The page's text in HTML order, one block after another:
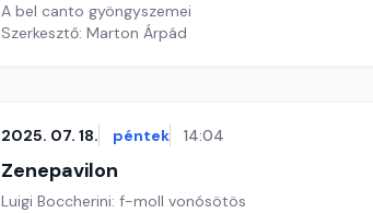
A bel canto gyöngyszemei
Szerkesztő: Marton Árpád
2025. 07. 18. péntek 14:04
Zenepavilon
Luigi Boccherini: f-moll vonósötös